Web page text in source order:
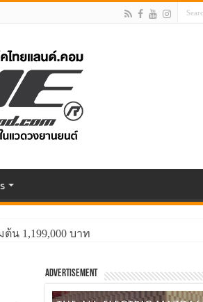
ต้น 1,199,000 บาท
Advertisement